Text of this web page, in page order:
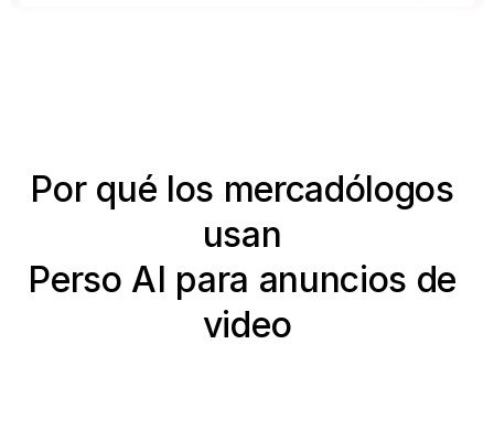
Por qué los mercadólogos
usan
Perso AI para anuncios de
video